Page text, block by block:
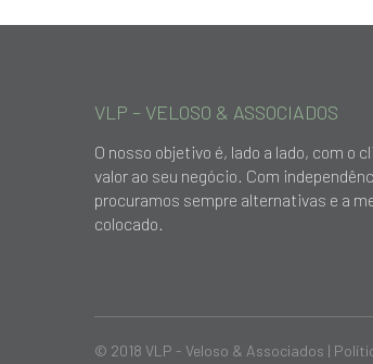
VLP – VELOSO & ASSOCIADOS
O nosso objetivo é, lado a lado, com o
valor ao seu negócio. Com
procuramos sempre alternativas e a
colocado.
© 2018 VLP - Veloso & Associados |